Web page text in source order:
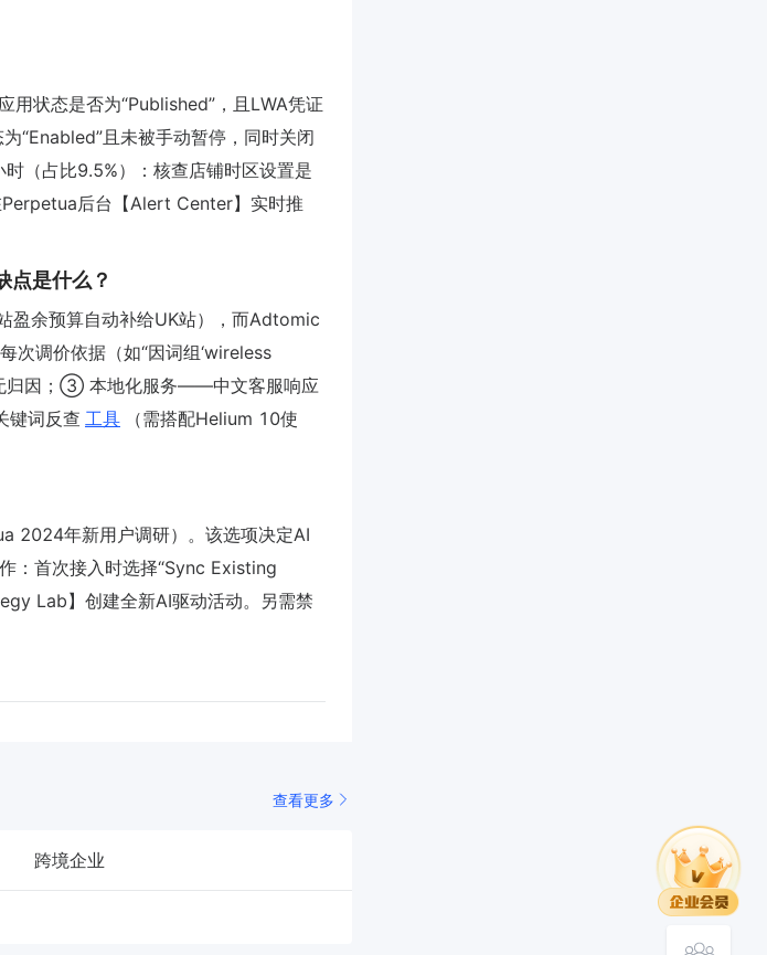
状态是否为“Published”，且LWA凭证
“Enabled”且未被手动暂停，同时关闭
（占比9.5%）：核查店铺时区设置是
后台【Alert Center】实时推
是什么？
余预算自动补给UK站），而Adtomic
调价依据（如“因词组‘wireless
归因；③ 本地化服务——中文客服响应
键词反查 工具
（需搭配Helium 10使
2024年新用户调研）。该选项决定AI
：首次接入时选择“Sync Existing
Lab】创建全新AI驱动活动。另需禁
查看更多
跨境企业